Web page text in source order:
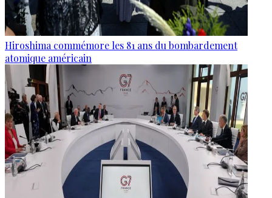
Hiroshima commémore les 81 ans du bombardement
atomique américain